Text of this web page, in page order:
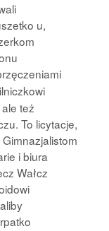
u,
też
To licytacje,
i biura
Wałcz